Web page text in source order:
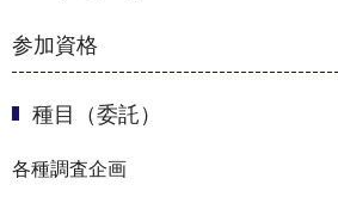
参加資格
種目（委託）
各種調査企画